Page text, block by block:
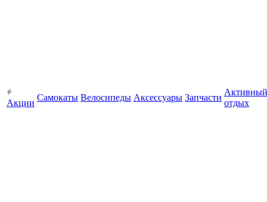
Акции
Самокаты Велосипеды Аксессуары Запчасти
Активный
отдых